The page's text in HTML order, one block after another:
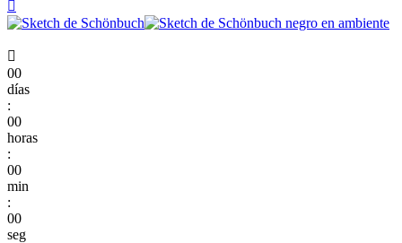


00
días
:
00
horas
:
00
min
:
00
seg